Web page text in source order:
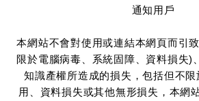
通知用戶
本網站不會對使用或連結本網頁而引
限於電腦病毒、系統固障、資料損失)
知識產權所造成的損失，包括但不
用、資料損失或其他無形損失，本網